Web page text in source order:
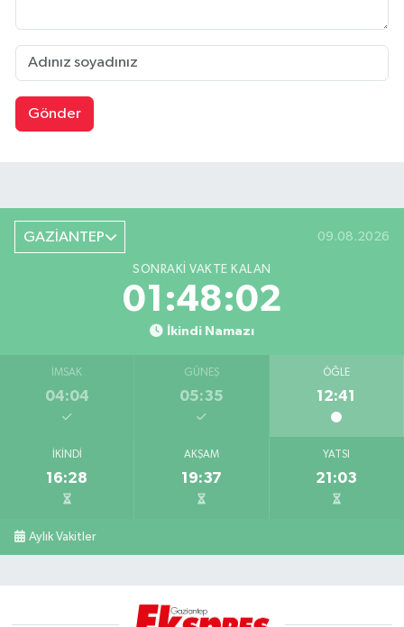
Gönder
GAZİANTEP 09.08.2026
SONRAKI VAKTE KALAN
01:48:01
İkindi Namazı
İMSAK
04:04
GÜNEŞ
05:35
ÖĞLE
12:41
İKINDI
16:28
AKŞAM
19:37
YATSI
21:03
Aylık Vakitler